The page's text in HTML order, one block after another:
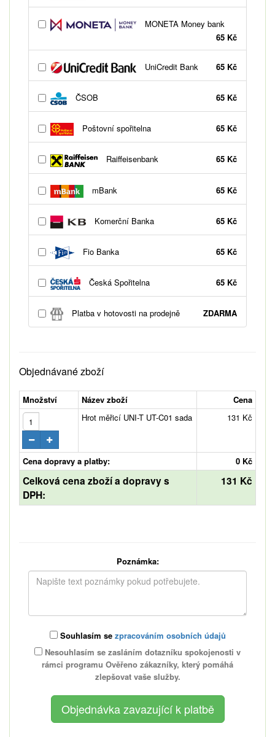
MONETA Money bank
65 Kč
UniCredit Bank 65 Kč
ČSOB 65 Kč
Poštovní spořitelna 65 Kč
Raiffeisenbank 65 Kč
mBank 65 Kč
Komerční Banka 65 Kč
Fio Banka 65 Kč
Česká Spořitelna 65 Kč
Platba v hotovosti na prodejně ZDARMA
Objednávané zboží
Množství Název zboží
Cena
Hrot měřicí UNI-T UT-C01 sada
131 Kč
Cena dopravy a platby: 0 Kč
Celková cena zboží a dopravy s
DPH:
131 Kč
Poznámka:
Souhlasím se zpracováním osobních údajů
Nesouhlasím se zasláním dotazníku spokojenosti v
rámci programu Ověřeno zákazníky, který pomáhá
zlepšovat vaše služby.